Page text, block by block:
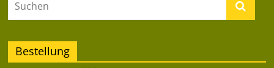
Bestellung